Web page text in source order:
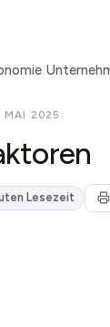
MAI 2025
Lesezeit